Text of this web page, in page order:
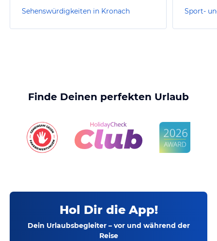
Sehenswürdigkeiten in Kronach
Finde Deinen perfekten Urlaub
Hol Dir die App!
Dein Urlaubsbegleiter – vor und während der
Reise